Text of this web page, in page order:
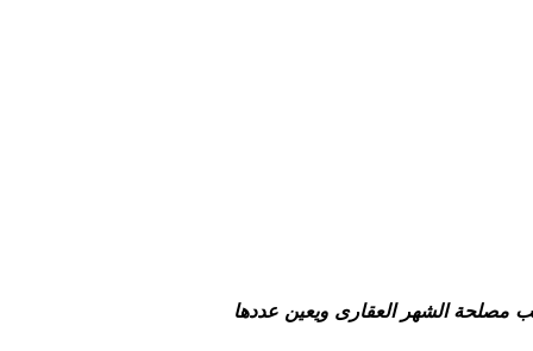
مصلحة الشهر العقارى ويعين عددها